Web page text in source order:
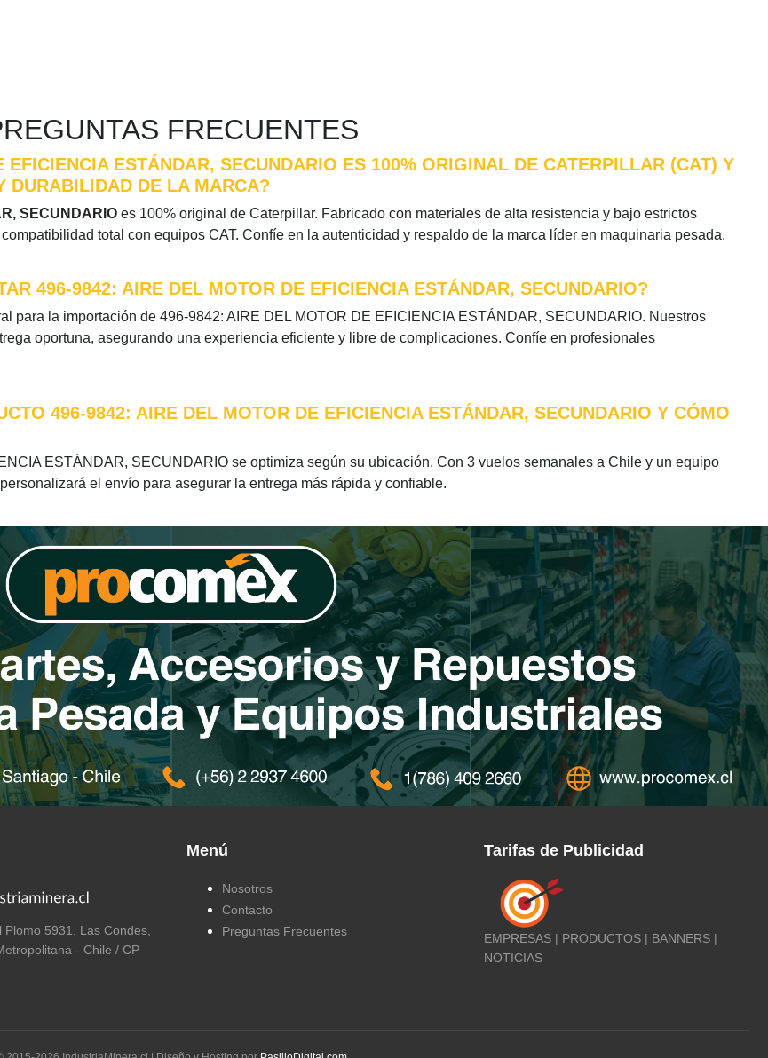
FRECUENTES
ESTÁNDAR, SECUNDARIO ES 100% ORIGINAL DE CATERPILLAR (CAT) Y
DURABILIDAD DE LA MARCA?
SECUNDARIO es 100% original de Caterpillar. Fabricado con materiales de alta resistencia y bajo estrictos
total con equipos CAT. Confíe en la autenticidad y respaldo de la marca líder en maquinaria pesada.
496-9842: AIRE DEL MOTOR DE EFICIENCIA ESTÁNDAR, SECUNDARIO?
para la importación de 496-9842: AIRE DEL MOTOR DE EFICIENCIA ESTÁNDAR, SECUNDARIO. Nuestros
oportuna, asegurando una experiencia eficiente y libre de complicaciones. Confíe en profesionales
496-9842: AIRE DEL MOTOR DE EFICIENCIA ESTÁNDAR, SECUNDARIO Y CÓMO
ESTÁNDAR, SECUNDARIO se optimiza según su ubicación. Con 3 vuelos semanales a Chile y un equipo
el envío para asegurar la entrega más rápida y confiable.
Plomo 5931, Las Condes,
- Chile / CP
Menú
Nosotros
Contacto
Preguntas Frecuentes
Tarifas de Publicidad
EMPRESAS | PRODUCTOS | BANNERS |
NOTICIAS